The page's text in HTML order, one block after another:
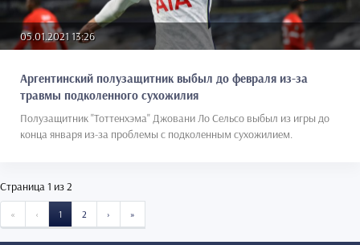
05.01.2021 13:26
Аргентинский полузащитник выбыл до февраля из-за
травмы подколенного сухожилия
Полузащитник "Тоттенхэма" Джовани Ло Сельсо выбыл из игры до
конца января из-за проблемы с подколенным сухожилием.
Страница 1 из 2
« START‹ PREVIOUS
1 2 › »